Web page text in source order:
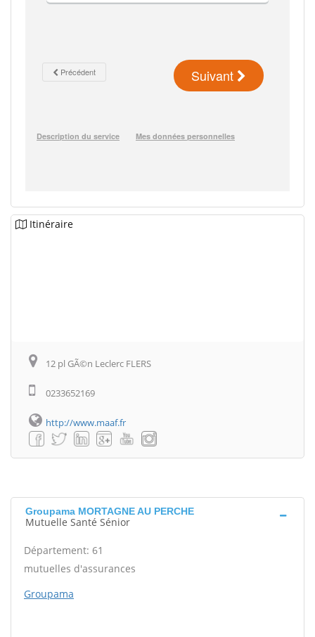
Itinéraire
12 pl GÃ©n Leclerc FLERS
0233652169
http://www.maaf.fr
Groupama MORTAGNE AU PERCHE
Mutuelle Santé Sénior
Département: 61
mutuelles d'assurances
Groupama